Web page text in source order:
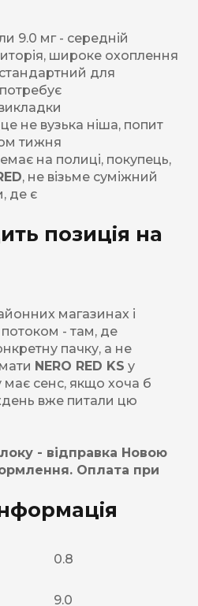
9.0 мг - середній
широке охоплення
для
не вузька ніша, попит
тижня
на полиці, покупець,
, не візьме суміжний
де є
позиція на
магазинах і
потоком - там, де
пачку, а не
NERO RED KS у
має сенс, якщо хоча б
вже питали цю
- відправка Новою
Оплата при
0.8
9.0